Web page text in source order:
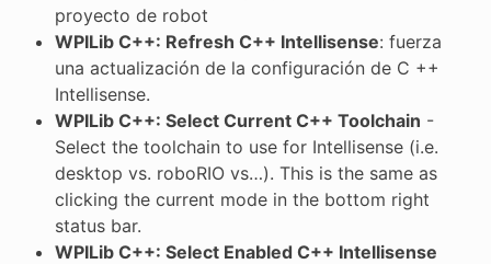
proyecto de robot
WPILib C++: Refresh C++ Intellisense: fuerza
una actualización de la configuración de C ++
Intellisense.
WPILib C++: Select Current C++ Toolchain -
Select the toolchain to use for Intellisense (i.e.
desktop vs. roboRIO vs…). This is the same as
clicking the current mode in the bottom right
status bar.
WPILib C++: Select Enabled C++ Intellisense